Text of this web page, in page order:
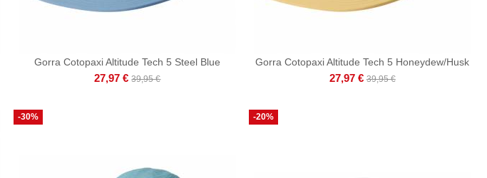
Gorra Cotopaxi Altitude Tech 5 Steel Blue
27,97 € 39,95 €
Gorra Cotopaxi Altitude Tech 5 Honeydew/Husk
27,97 € 39,95 €
-30% -20%